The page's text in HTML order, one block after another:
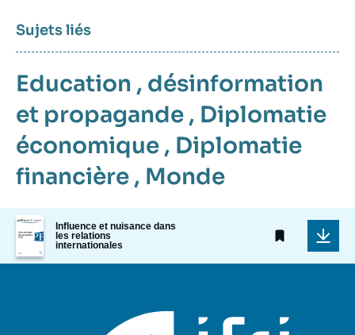
Sujets liés
Education , désinformation
et propagande , Diplomatie
économique , Diplomatie
financière , Monde
Image
de
couverture
de
Influence et nuisance dans
les relations
internationales